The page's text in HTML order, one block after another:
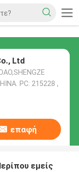
Ltd
PC: 215228 ,
επαφή
εμείς